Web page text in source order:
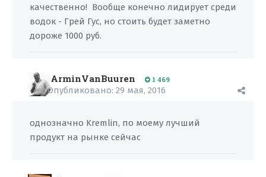
качественно! Вообще конечно лидирует среди
водок - Грей Гус, но стоить будет заметно
дороже 1000 руб.
ArminVanBuuren 1 469
Опубликовано: 29 мая, 2016
однозначно Kremlin, по моему лучший
продукт на рынке сейчас